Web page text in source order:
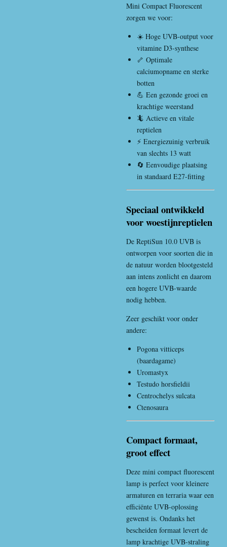
Mini Compact Fluorescent
zorgen we voor:
☀️ Hoge UVB-output voor
vitamine D3-synthese
🦴 Optimale
calciumopname en sterke
botten
💪 Een gezonde groei en
krachtige weerstand
🦎 Actieve en vitale
reptielen
⚡ Energiezuinig verbruik
van slechts 13 watt
🔄 Eenvoudige plaatsing
in standaard E27-fitting
Speciaal ontwikkeld
voor woestijnreptielen
De ReptiSun 10.0 UVB is
ontworpen voor soorten die in
de natuur worden blootgesteld
aan intens zonlicht en daarom
een hogere UVB-waarde
nodig hebben.
Zeer geschikt voor onder
andere:
Pogona vitticeps
(baardagame)
Uromastyx
Testudo horsfieldii
Centrochelys sulcata
Ctenosaura
Compact formaat,
groot effect
Deze mini compact fluorescent
lamp is perfect voor kleinere
armaturen en terraria waar een
efficiënte UVB-oplossing
gewenst is. Ondanks het
bescheiden formaat levert de
lamp krachtige UVB-straling